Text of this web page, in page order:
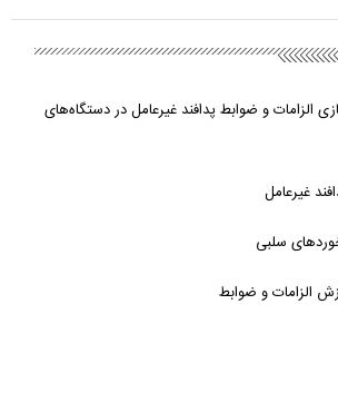
الزامات و ضوابط پدافند غیرعامل در دستگاه‌های
غیرعامل
سلبی
الزامات و ضوابط